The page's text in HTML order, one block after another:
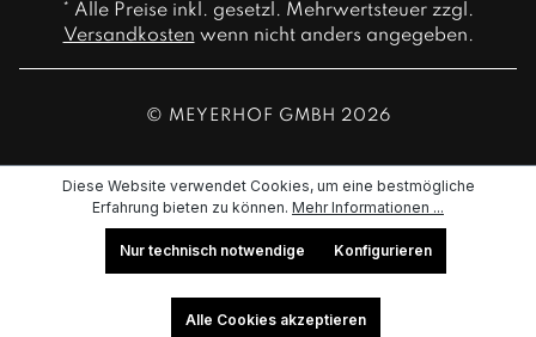
* Alle Preise inkl. gesetzl. Mehrwertsteuer zzgl.
Versandkosten wenn nicht anders angegeben.
© MEYERHOF GMBH 2026
Diese Website verwendet Cookies, um eine bestmögliche
Erfahrung bieten zu können. Mehr Informationen ...
Nur technisch notwendige Konfigurieren
Alle Cookies akzeptieren